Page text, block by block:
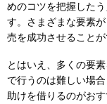
めのコツを把握した
す。さまざまな要素
売を成功させることが
とはいえ、多くの要
で行うのは難しい場
助けを借りるのがお